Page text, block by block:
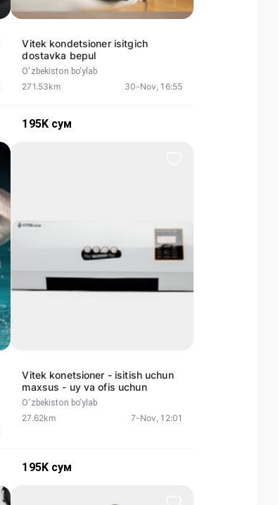
Vitek kondetsioner isitgich
dostavka bepul
O‘zbekiston bo‘ylab
271.53km 30-Nov, 16:55
195K сум
Vitek konetsioner - isitish uchun
maxsus - uy va ofis uchun
O‘zbekiston bo‘ylab
27.62km 7-Nov, 12:01
195K сум